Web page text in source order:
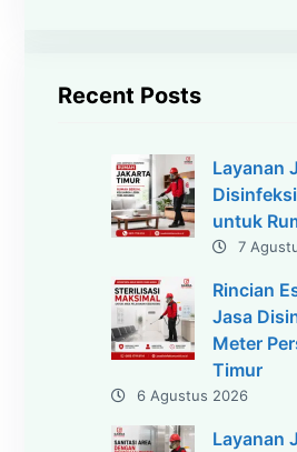
Recent Posts
Layanan
untuk
7
Rincian
Jasa
Meter
Timur
6 Agustus 2026
Layanan